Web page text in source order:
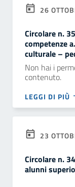
26
Circolare n.
competenze
culturale –
Non hai i
contenuto.
LEGGI DI PIÙ
23
Circolare n.
alunni